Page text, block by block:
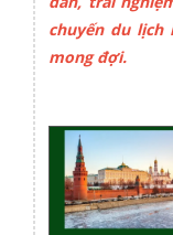
chuyến du
mong đợi.